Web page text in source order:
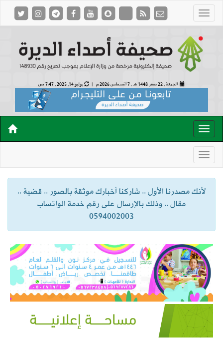
الجمعة , 22 صفر 1448 هـ , 7 أغسطس 2026 م | يوليو 14, 2025 , 7:47 ص
لأنك مصدرنا الأول .. شاركنا أخبارك موثقة بالصور .. قضية ..
مقال .. وذلك بالإرسال على رقم خدمة الواتساب
0594002003